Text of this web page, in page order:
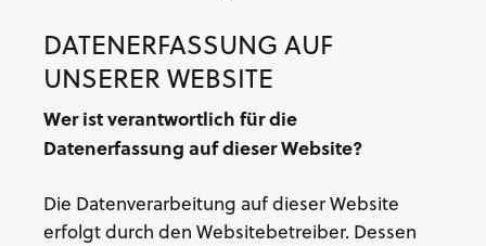
DATENERFASSUNG AUF
UNSERER WEBSITE
Wer ist verantwortlich für die
Datenerfassung auf dieser Website?
Die Datenverarbeitung auf dieser Website
erfolgt durch den Websitebetreiber. Dessen